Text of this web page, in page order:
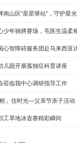
南山区“星星驿站”，守护星
少年驰骋赛场，毛医生温柔
智障碍服务团赴马来西亚
儿园开展孤独症科普讲座
莅临我中心调研指导工作
框」住时光—父亲节亲子活动
工旱地冰壶赛精彩瞬间